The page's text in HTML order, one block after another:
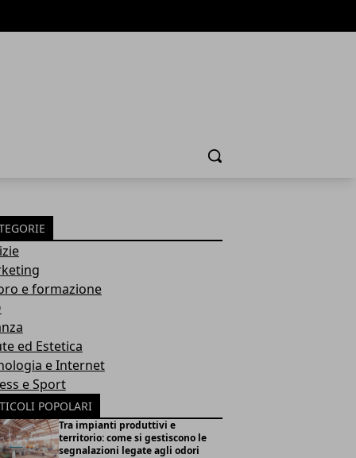
Cerca
e formazione
ed Estetica
e Internet
e Sport
POPOLARI
Tra impianti produttivi e
territorio: come si gestiscono le
segnalazioni legate agli odori